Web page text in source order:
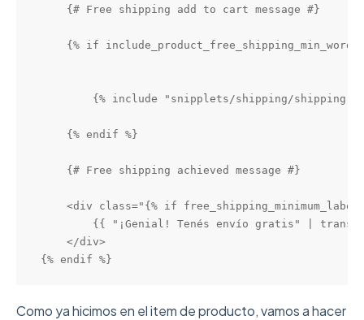
    {# Free shipping add to cart message #}
{% if
{% include "snipplets/shipping/shipping-
    {% endif %}
    {# Free shipping achieved message #}
<div class="{% if
{{ "¡Genial! Tenés envío gratis" |
    </div>
{% endif %}
Como ya hicimos en el item de producto, vamos a hacer